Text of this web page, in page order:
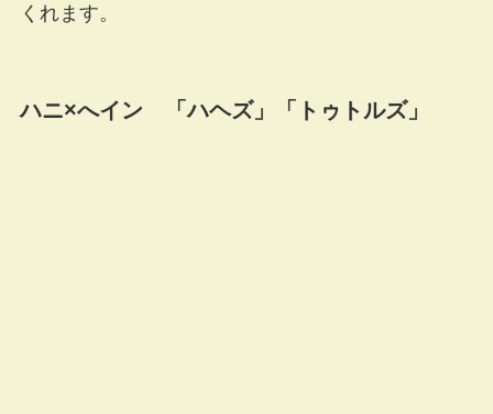
くれます。
ハニ×へイン 「ハヘズ」「トゥトルズ」